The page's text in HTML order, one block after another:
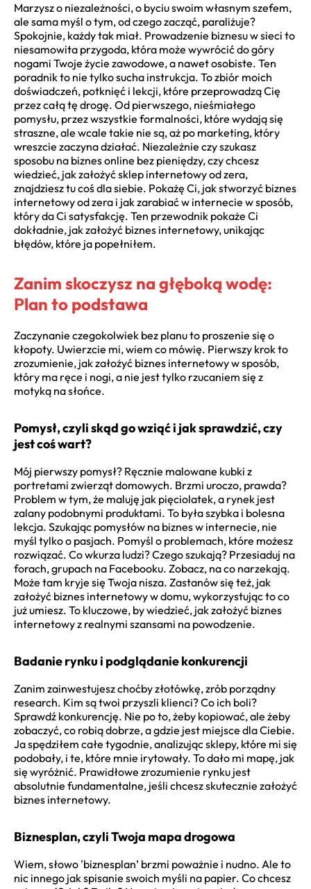
Marzysz o niezależności, o byciu swoim własnym szefem,
ale sama myśl o tym, od czego zacząć, paraliżuje?
Spokojnie, każdy tak miał. Prowadzenie biznesu w sieci to
niesamowita przygoda, która może wywrócić do góry
nogami Twoje życie zawodowe, a nawet osobiste. Ten
poradnik to nie tylko sucha instrukcja. To zbiór moich
doświadczeń, potknięć i lekcji, które przeprowadzą Cię
przez całą tę drogę. Od pierwszego, nieśmiałego
pomysłu, przez wszystkie formalności, które wydają się
straszne, ale wcale takie nie są, aż po marketing, który
wreszcie zaczyna działać. Niezależnie czy szukasz
sposobu na biznes online bez pieniędzy, czy chcesz
wiedzieć, jak założyć sklep internetowy od zera,
znajdziesz tu coś dla siebie. Pokażę Ci, jak stworzyć biznes
internetowy od zera i jak zarabiać w internecie w sposób,
który da Ci satysfakcję. Ten przewodnik pokaże Ci
dokładnie, jak założyć biznes internetowy, unikając
błędów, które ja popełniłem.
Zanim skoczysz na głęboką wodę:
Plan to podstawa
Zaczynanie czegokolwiek bez planu to proszenie się o
kłopoty. Uwierzcie mi, wiem co mówię. Pierwszy krok to
zrozumienie, jak założyć biznes internetowy w sposób,
który ma ręce i nogi, a nie jest tylko rzucaniem się z
motyką na słońce.
Pomysł, czyli skąd go wziąć i jak sprawdzić, czy
jest coś wart?
Mój pierwszy pomysł? Ręcznie malowane kubki z
portretami zwierząt domowych. Brzmi uroczo, prawda?
Problem w tym, że maluję jak pięciolatek, a rynek jest
zalany podobnymi produktami. To była szybka i bolesna
lekcja. Szukając pomysłów na biznes w internecie, nie
myśl tylko o pasjach. Pomyśl o problemach, które możesz
rozwiązać. Co wkurza ludzi? Czego szukają? Przesiaduj na
forach, grupach na Facebooku. Zobacz, na co narzekają.
Może tam kryje się Twoja nisza. Zastanów się też, jak
założyć biznes internetowy w domu, wykorzystując to co
już umiesz. To kluczowe, by wiedzieć, jak założyć biznes
internetowy z realnymi szansami na powodzenie.
Badanie rynku i podglądanie konkurencji
Zanim zainwestujesz choćby złotówkę, zrób porządny
research. Kim są twoi przyszli klienci? Co ich boli?
Sprawdź konkurencję. Nie po to, żeby kopiować, ale żeby
zobaczyć, co robią dobrze, a gdzie jest miejsce dla Ciebie.
Ja spędziłem całe tygodnie, analizując sklepy, które mi się
podobały, i te, które mnie irytowały. To dało mi mapę, jak
się wyróżnić. Prawidłowe zrozumienie rynku jest
absolutnie fundamentalne, jeśli chcesz skutecznie założyć
biznes internetowy.
Biznesplan, czyli Twoja mapa drogowa
Wiem, słowo 'biznesplan’ brzmi poważnie i nudno. Ale to
nic innego jak spisanie swoich myśli na papier. Co chcesz